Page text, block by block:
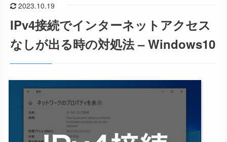
2023.10.19
IPv4接続でインターネットアクセス
なしが出る時の対処法 – Windows10